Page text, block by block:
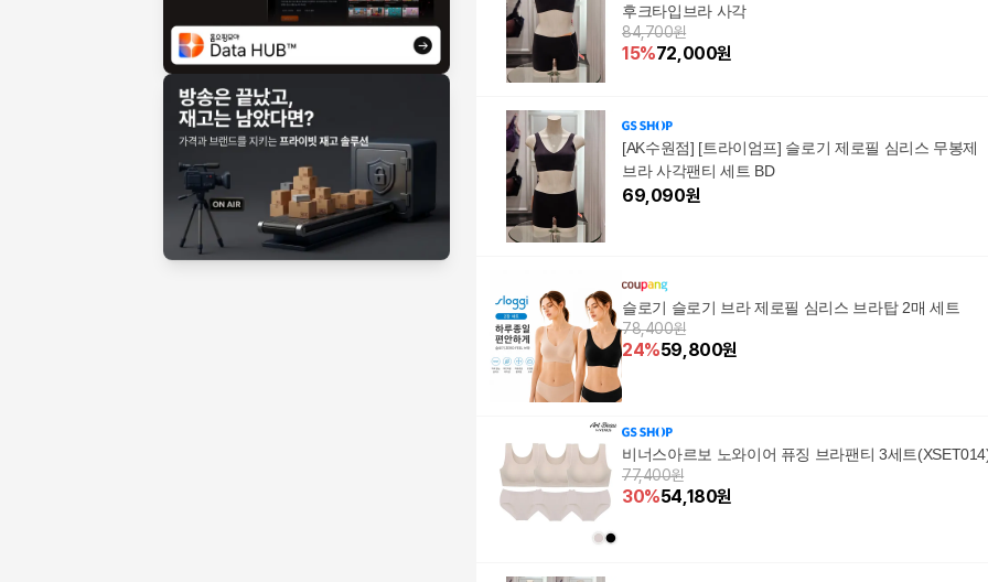
후크타입브라 사각
84,700원
15%72,000원
[AK수원점] [트라이엄프] 슬로기 제로필 심리스 무봉제
브라 사각팬티 세트 BD
69,090원
슬로기 슬로기 브라 제로필 심리스 브라탑 2매 세트
78,400원
24%59,800원
비너스아르보 노와이어 퓨징 브라팬티 3세트
77,400원
30%54,180원